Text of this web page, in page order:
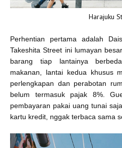
Harajuku
Perhentian pertama adalah
Takeshita Street ini lumayan
barang tiap lantainya
makanan, lantai kedua khusus
perlengkapan dan perabotan
belum termasuk pajak 8%.
pembayaran pakai uang tunai
kartu kredit, nggak terbaca sama